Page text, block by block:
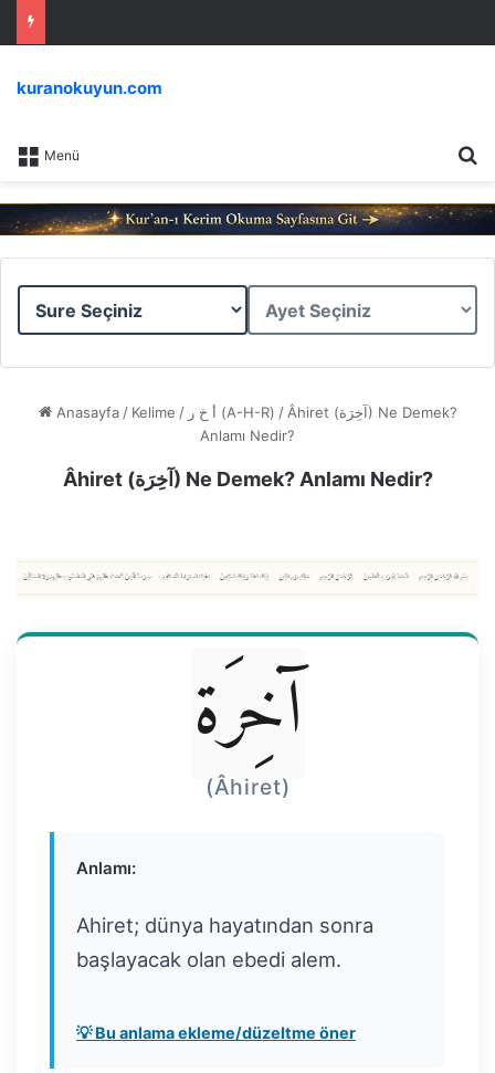
Menü
kuranokuyun.com
Sure
Ayet
Anasayfa / Kelime / أ خ ر (A-H-R) / Âhiret (آخِرَة) Ne Demek?
Anlamı Nedir?
Âhiret (آخِرَة) Ne Demek? Anlamı Nedir?
آخِرَة
(Âhiret)
Anlamı:
Ahiret; dünya hayatından sonra
başlayacak olan ebedi alem.
💡 Bu anlama ekleme/düzeltme öner